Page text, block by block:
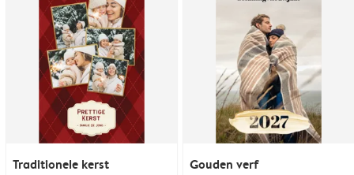
Traditionele kerst Gouden verf